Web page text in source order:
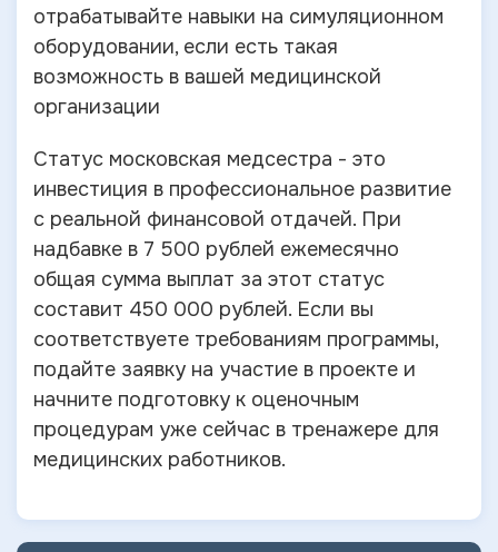
отрабатывайте навыки на симуляционном
оборудовании, если есть такая
возможность в вашей медицинской
организации
Статус московская медсестра - это
инвестиция в профессиональное развитие
с реальной финансовой отдачей. При
надбавке в 7 500 рублей ежемесячно
общая сумма выплат за этот статус
составит 450 000 рублей. Если вы
соответствуете требованиям программы,
подайте заявку на участие в проекте и
начните подготовку к оценочным
процедурам уже сейчас в тренажере для
медицинских работников.